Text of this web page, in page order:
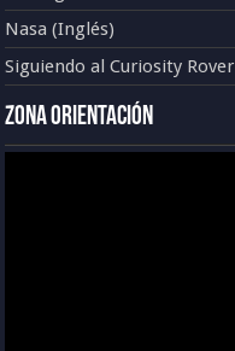
Nasa (Inglés)
Siguiendo al Curiosity Rover
Zona Orientación